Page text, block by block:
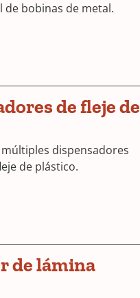
de bobinas de metal.
de fleje de
dispensadores
de plástico.
de lámina